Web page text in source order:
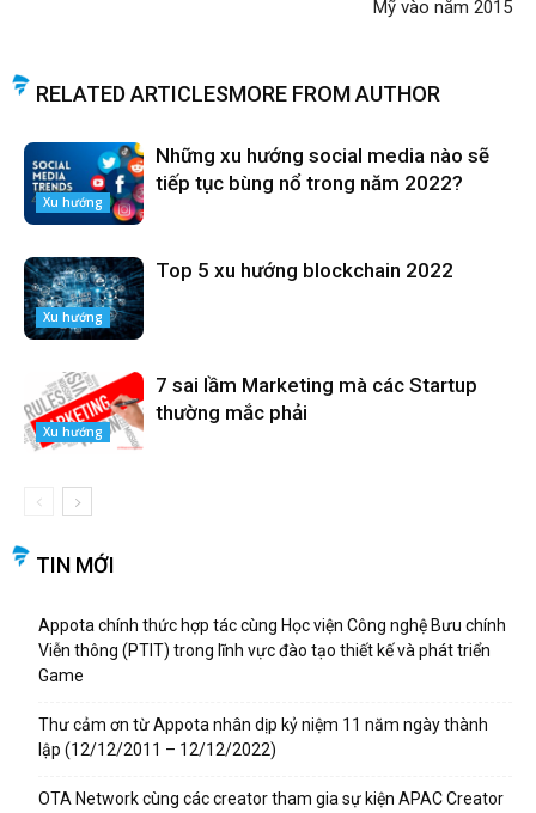
Mỹ vào năm 2015
RELATED ARTICLESMORE FROM AUTHOR
Xu hướng
Những xu hướng social media nào sẽ
tiếp tục bùng nổ trong năm 2022?
Xu hướng
Top 5 xu hướng blockchain 2022
Xu hướng
7 sai lầm Marketing mà các Startup
thường mắc phải
TIN MỚI
Appota chính thức hợp tác cùng Học viện Công nghệ Bưu chính
Viễn thông (PTIT) trong lĩnh vực đào tạo thiết kế và phát triển
Game
Thư cảm ơn từ Appota nhân dịp kỷ niệm 11 năm ngày thành
lập (12/12/2011 – 12/12/2022)
OTA Network cùng các creator tham gia sự kiện APAC Creator